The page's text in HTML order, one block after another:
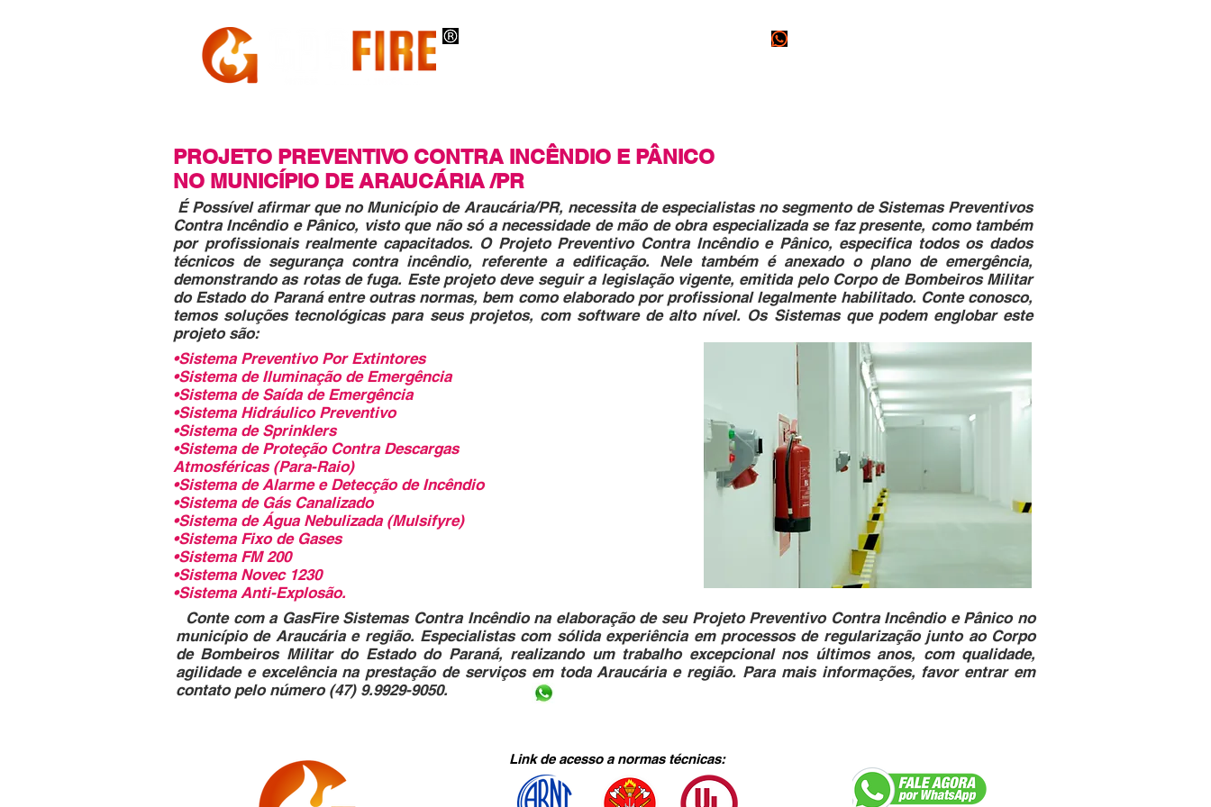
PROJETO PREVENTIVO CONTRA INCÊNDIO E PÂNICO
NO MUNICÍPIO DE ARAUCÁRIA /PR
É Possível afirmar que no Município de Araucária/PR, necessita de especialistas no segmento de Sistemas Preventivos
Contra Incêndio e Pânico, visto que não só a necessidade de mão de obra especializada se faz presente, como também
por profissionais realmente capacitados. O Projeto Preventivo Contra Incêndio e Pânico, especifica todos os dados
técnicos de segurança contra incêndio, referente a edificação. Nele também é anexado o plano de emergência,
demonstrando as rotas de fuga. Este projeto deve seguir a legislação vigente, emitida pelo Corpo de Bombeiros Militar
do Estado do Paraná entre outras normas, bem como elaborado por profissional legalmente habilitado. Conte conosco,
temos soluções tecnológicas para seus projetos, com software de alto nível. Os Sistemas que podem englobar este
projeto são:
•Sistema Preventivo Por Extintores
•Sistema de Iluminação de Emergência
•Sistema de Saída de Emergência
•Sistema Hidráulico Preventivo
•Sistema de Sprinklers
•Sistema de Proteção Contra Descargas
Atmosféricas (Para-Raio)
•Sistema de Alarme e Detecção de Incêndio
•Sistema de Gás Canalizado
•Sistema de Água Nebulizada (Mulsifyre)
•Sistema Fixo de Gases
•Sistema FM 200
•Sistema Novec 1230
•Sistema Anti-Explosão.
Conte com a GasFire Sistemas Contra Incêndio na elaboração de seu Projeto Preventivo Contra Incêndio e Pânico no
município de Araucária e região. Especialistas com sólida experiência em processos de regularização junto ao Corpo
de Bombeiros Militar do Estado do Paraná, realizando um trabalho excepcional nos últimos anos, com qualidade,
agilidade e excelência na prestação de serviços em toda Araucária e região. Para mais informações, favor entrar em
contato pelo número (47) 9.9929-9050.
Link de acesso a normas técnicas: